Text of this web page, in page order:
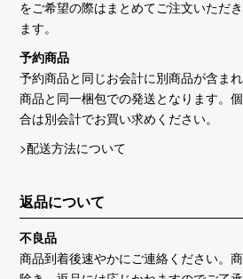
をご希望の際はまとめてご注文いただ
ます。
予約商品
予約商品と同じお会計に別商品が含ま
商品と同一梱包での発送となります。
合は別会計でお買い求めください。
>配送方法について
返品について
不良品
商品到着後速やかにご連絡ください。